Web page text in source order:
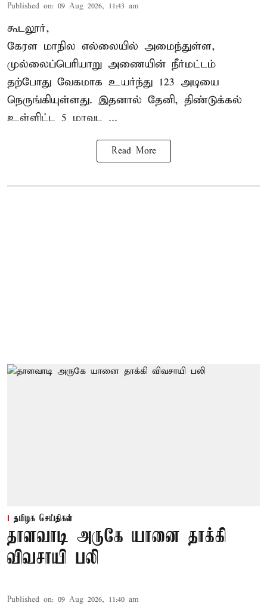
Published on: 09 Aug 2026, 11:43 am
கூடலூர்,
கேரள மாநில எல்லையில் அமைந்துள்ள,
முல்லைப்பெரியாறு அணையின் நீர்மட்டம்
தற்போது வேகமாக உயர்ந்து 123 அடியை
நெருங்கியுள்ளது. இதனால் தேனி, திண்டுக்கல்
உள்ளிட்ட 5 மாவட ...
Read More
தமிழக செய்திகள்
தாளவாடி அருகே யானை தாக்கி
விவசாயி பலி
Published on: 09 Aug 2026, 11:40 am